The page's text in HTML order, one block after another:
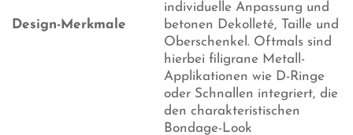
Design-Merkmale
individuelle Anpassung und
betonen Dekolleté, Taille und
Oberschenkel. Oftmals sind
hierbei filigrane Metall-
Applikationen wie D-Ringe
oder Schnallen integriert, die
den charakteristischen
Bondage-Look